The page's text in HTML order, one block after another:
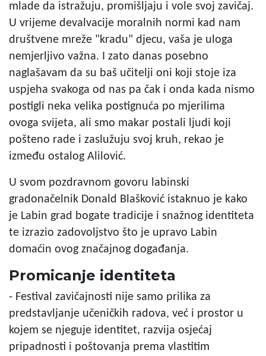
mlade da istražuju, promišljaju i vole svoj zavičaj.
U vrijeme devalvacije moralnih normi kad nam
društvene mreže "kradu" djecu, vaša je uloga
nemjerljivo važna. I zato danas posebno
naglašavam da su baš učitelji oni koji stoje iza
uspjeha svakoga od nas pa čak i onda kada nismo
postigli neka velika postignuća po mjerilima
ovoga svijeta, ali smo makar postali ljudi koji
pošteno rade i zaslužuju svoj kruh, rekao je
između ostalog Alilović.
U svom pozdravnom govoru labinski
gradonačelnik Donald Blašković istaknuo je kako
je Labin grad bogate tradicije i snažnog identiteta
te izrazio zadovoljstvo što je upravo Labin
domaćin ovog značajnog događanja.
Promicanje identiteta
- Festival zavičajnosti nije samo prilika za
predstavljanje učeničkih radova, već i prostor u
kojem se njeguje identitet, razvija osjećaj
pripadnosti i poštovanja prema vlastitim